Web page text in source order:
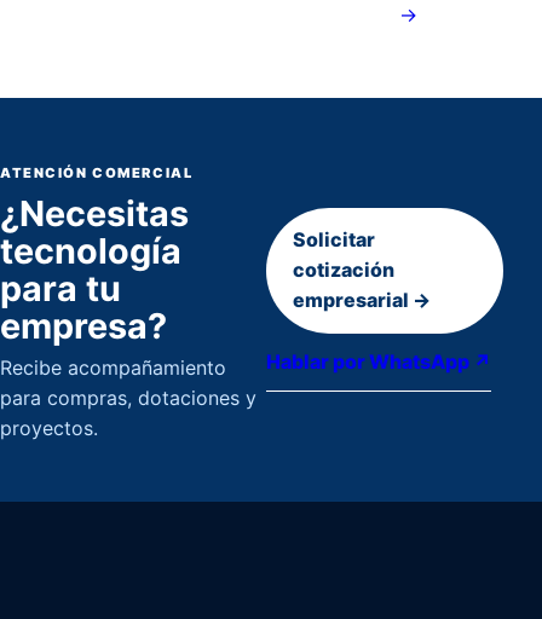
→
ATENCIÓN COMERCIAL
¿Necesitas
tecnología
para tu
empresa?
Recibe acompañamiento
para compras, dotaciones y
proyectos.
Solicitar
cotización
empresarial →
Hablar por WhatsApp ↗